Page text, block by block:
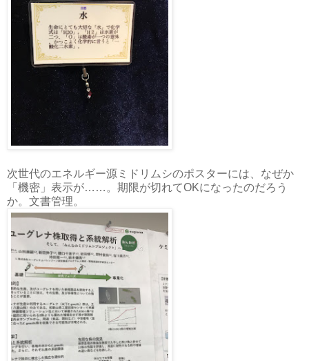
次世代のエネルギー源ミドリムシのポスターには、なぜか
「機密」表示が……。期限が切れてOKになったのだろう
か。文書管理。